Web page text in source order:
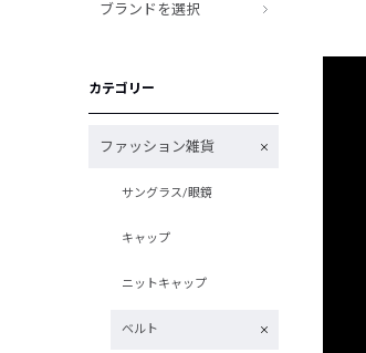
ブランドを選択
カテゴリー
ファッション雑貨
サングラス/眼鏡
キャップ
ニットキャップ
ベルト